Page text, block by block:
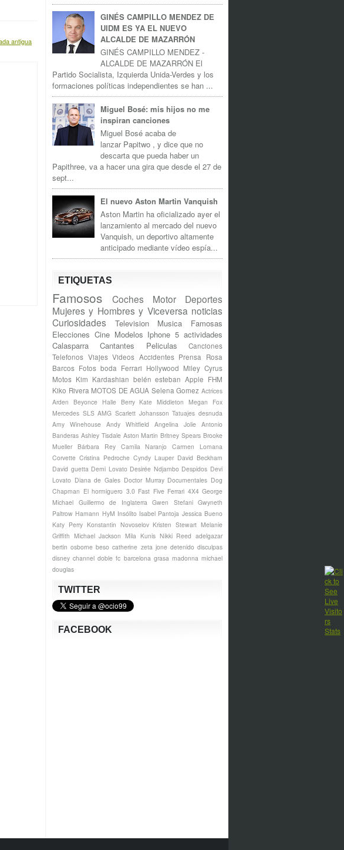
antigua
GINÉS CAMPILLO MENDEZ DE
UIDM ES YA EL NUEVO
ALCALDE DE MAZARRÓN
GINÉS CAMPILLO MENDEZ -
ALCALDE DE MAZARRÓN El
Partido Socialista, Izquierda Unida-Verdes y los
formaciones políticas independientes se han ...
Miguel Bosé: mis hijos no me
inspiran canciones
Miguel Bosé acaba de
lanzar Papitwo , y dice que no
descarta que pueda haber un
Papithree, va a hacer una gira que desde el 27 de
sept...
El nuevo Aston Martin Vanquish
Aston Martin ha oficializado ayer el
lanzamiento al mercado del nuevo
Vanquish, un deportivo altamente
anticipado mediante vídeo espía...
ETIQUETAS
Famosos Coches Motor
Deportes
Mujeres y Hombres y Viceversa noticias
Curiosidades
Television Musica
Famosas
Elecciones Cine Modelos Iphone 5 actividades
Calasparra
Cantantes Peliculas
Canciones
Telefonos Viajes Videos Accidentes Prensa Rosa
Barcos Fotos boda Ferrari Hollywood Miley Cyrus
Motos Kim Kardashian belén esteban Apple FHM
Kiko Rivera MOTOS DE AGUA Selena Gomez Actrices
Arden
Beyonce Halle Berry Kate Middleton
Megan Fox
Mercedes SLS AMG Scarlett Johansson Tatuajes desnuda
Amy Winehouse Andy Whitfield Angelina Jolie Antonio
Banderas Ashley Tisdale Aston Martin Britney Spears Brooke
Mueller
Bárbara Rey Camila Naranjo
Carmen Lomana
Corvette Cristina Pedroche Cyndy Lauper David Beckham
David guetta Demi Lovato Desirée Ndjambo Despidos Devi
Lovato Diana de Gales Doctor Murray Documentales Dog
Chapman El hormiguero 3.0 Fast Five Ferrari 4X4 George
Michael Guillermo de Inglaterra Gwen Stefani Gwyneth
Paltrow Hamann HyM Insólito Isabel Pantoja Jessica Bueno
Katy Perry Konstantin Novoselov Kristen Stewart Melanie
Griffith Michael Jackson Mila Kunis Nikki Reed adelgazar
bertin osborne beso catherine zeta jone detenido disculpas
disney channel doble fc barcelona grasa madonna michael
douglas
TWITTER
FACEBOOK